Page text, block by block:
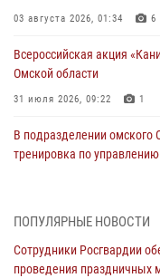
03 августа 2026, 01:34 6
Всероссийская акция
Омской области
31 июля 2026, 09:22 1
В подразделении
тренировка по
Росгвардия обеспечила
29 июля 2026, 01:49
ПОПУЛЯРНЫЕ НОВОСТИ
Сотрудники Росгвардии
проведения праздничных